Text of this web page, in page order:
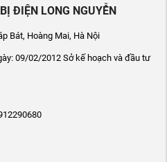
ĐIỆN LONG NGUYỄN
Bát, Hoàng Mai, Hà Nội
09/02/2012 Sở kế hoạch và đầu tư